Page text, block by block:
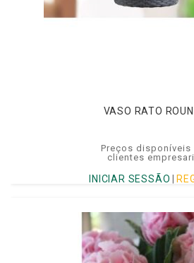
VASO RATO
Preços disponíveis
clientes
INICIAR SESSÃO